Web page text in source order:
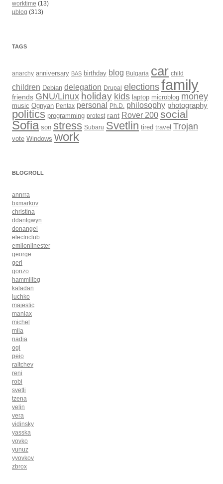
worktime (13)
µblog (313)
TAGS
anarchy anniversary BAS birthday blog Bulgaria car child
children Debian delegation Drupal elections family
friends GNU/Linux holiday kids laptop microblog money
music Ognyan Pentax personal Ph.D. philosophy photography
politics programming protest rant Rover 200 social
Sofia son stress Subaru Svetlin tired travel Trojan
vote Windows work
BLOGROLL
annrra
bxmarkov
christina
ddantgwyn
donangel
electriclub
emilonlinester
george
geri
gonzo
hammillbg
kaladan
luchko
majestic
maniax
michel
mila
nadia
ogi
peio
raltchev
reni
robi
svetli
tzena
velin
vera
vidinsky
yasska
yovko
yunuz
yyovkov
zbrox